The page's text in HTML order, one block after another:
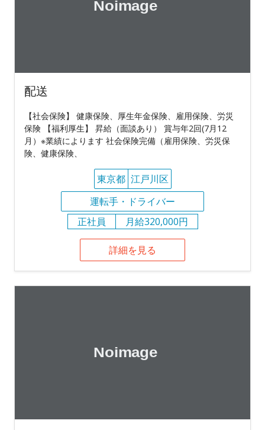
配送
【社会保険】 健康保険、厚生年金保険、雇用保険、労災
保険 【福利厚生】 昇給（面談あり） 賞与年2回(7月12
月）※業績によります 社会保険完備（雇用保険、労災保
険、健康保険、
東京都 江戸川区
運転手・ドライバー
正社員
月給320,000円
詳細を見る